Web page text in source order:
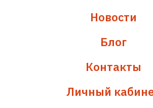
Новости
Блог
Контакты
Личный